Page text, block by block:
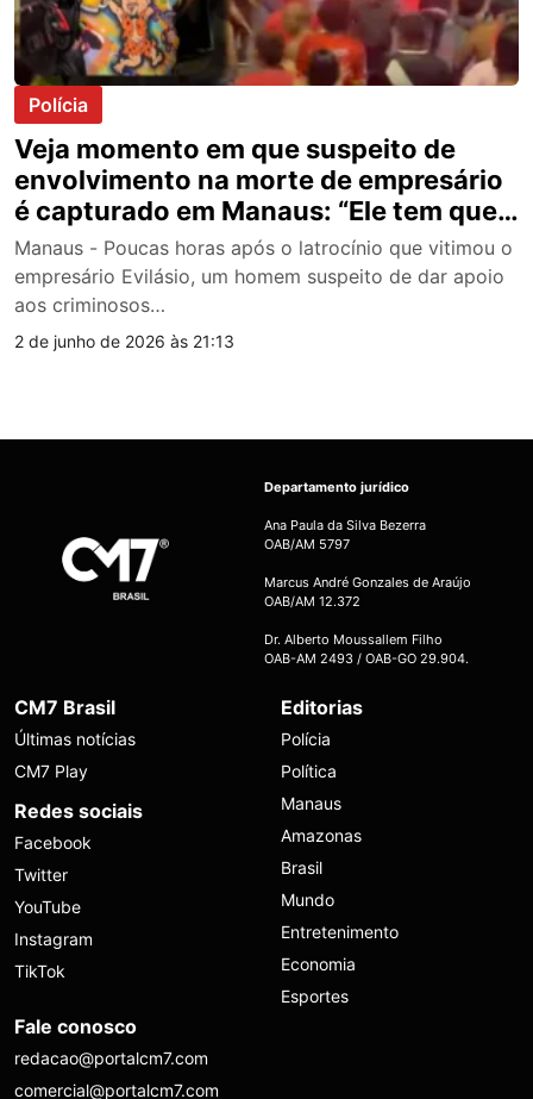
Polícia
Veja momento em que suspeito de
envolvimento na morte de empresário
é capturado em Manaus: “Ele tem que
morrer!”
Manaus - Poucas horas após o latrocínio que vitimou o
empresário Evilásio, um homem suspeito de dar apoio
aos criminosos…
2 de junho de 2026 às 21:13
Departamento jurídico
Ana Paula da Silva Bezerra
OAB/AM 5797
Marcus André Gonzales de Araújo
OAB/AM 12.372
Dr. Alberto Moussallem Filho
OAB-AM 2493 / OAB-GO 29.904.
CM7 Brasil
Últimas notícias
CM7 Play
Redes sociais
Facebook
Twitter
YouTube
Instagram
TikTok
Editorias
Polícia
Política
Manaus
Amazonas
Brasil
Mundo
Entretenimento
Economia
Esportes
Fale conosco
redacao@portalcm7.com
comercial@portalcm7.com